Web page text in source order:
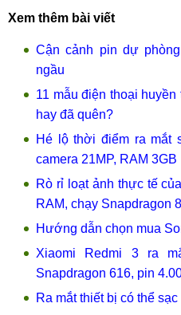
Xem thêm bài viết
Cận cảnh pin dự
ngầu
11 mẫu điện thoại
hay đã quên?
Hé lộ thời điểm ra mắt
camera 21MP, RAM 3GB
Rò rỉ loạt ảnh thực tế
RAM, chạy Snapdragon
Hướng dẫn chọn mua
Xiaomi Redmi 3 ra
Snapdragon 616, pin
Ra mắt thiết bị có thể